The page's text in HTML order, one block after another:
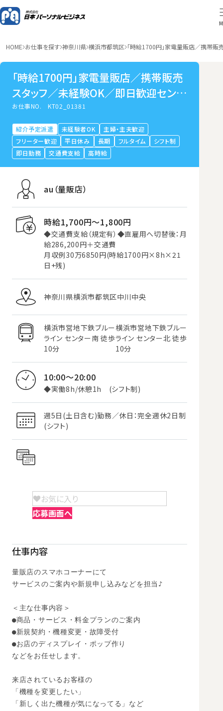
HOME お仕事を探す 神奈川県 横浜市都筑区 「時給1700円」家電量販店／携帯販
「時給1700円」家電量販店／携帯販売
スタッフ／未経験OK／即日歓迎センタ
ー南
お仕事NO.KT02_01381
紹介予定派遣 未経験者OK
主婦・主夫歓迎
フリーター歓迎
平日休み 長期 フルタイム
シフト制
即日勤務
交通費支給 高時給
au（量販店）
時給1,700円〜1,800円
◆交通費支給（規定有）◆直雇用へ切替後：月
給286,200円＋交通費
月収例30万6850円(時給1700円×8h×21
日+残)
神奈川県横浜市都筑区中川中央
横浜市営地下鉄ブルー
ライン センター南 徒歩
10分
横浜市営地下鉄ブルー
ライン センター北 徒歩
10分
10:00～20:00
◆実働8h/休憩1h (シフト制)
週5日(土日含む)勤務／休日：完全週休2日制
(シフト)
お気に入り
応募画面へ
仕事内容
量販店のスマホコーナーにて
サービスのご案内や新規申し込みなどを担当♪
＜主な仕事内容＞
●商品・サービス・料金プランのご案内
●新規契約・機種変更・故障受付
●お店のディスプレイ・ポップ作り
などをお任せします。
来店されているお客様の
「機種を変更したい」
「新しく出た機種が気になってる」など